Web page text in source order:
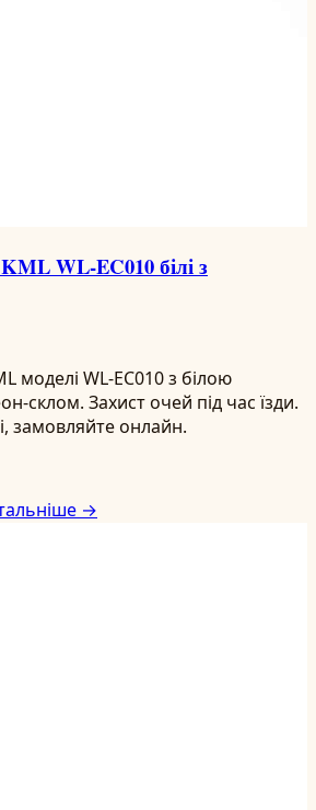
WL-EC010 білі з
моделі WL-EC010 з білою
склом. Захист очей під час їзди.
замовляйте онлайн.
→